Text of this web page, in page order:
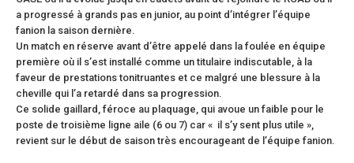
a progressé à grands pas en junior, au point d’intégrer l’équipe
fanion la saison dernière.
Un match en réserve avant d’être appelé dans la foulée en équipe
première où il s’est installé comme un titulaire indiscutable, à la
faveur de prestations tonitruantes et ce malgré une blessure à la
cheville qui l’a retardé dans sa progression.
Ce solide gaillard, féroce au plaquage, qui avoue un faible pour le
poste de troisième ligne aile (6 ou 7) car « il s’y sent plus utile »,
revient sur le début de saison très encourageant de l’équipe fanion.